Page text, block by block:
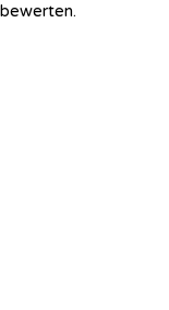
bewerten.